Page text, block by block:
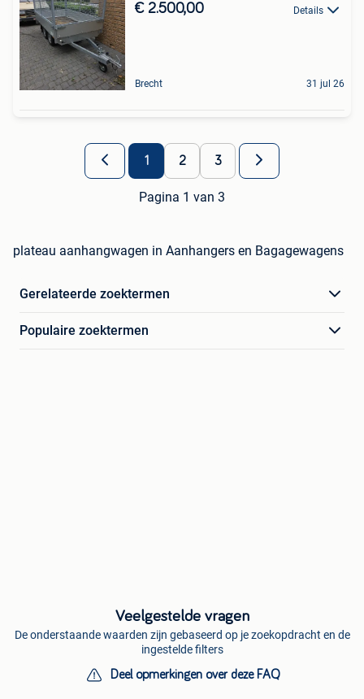
€ 2.500,00 Details
Brecht 31 jul 26
1 2 3
Pagina 1 van 3
plateau aanhangwagen in Aanhangers en Bagagewagens
Gerelateerde zoektermen
Populaire zoektermen
Veelgestelde vragen
De onderstaande waarden zijn gebaseerd op je zoekopdracht en de
ingestelde filters
Deel opmerkingen over deze FAQ